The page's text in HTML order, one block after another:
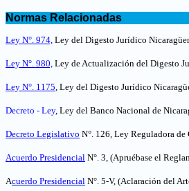
Normas Relacionadas
Ley N°. 974, Ley del Digesto Jurídico
Ley N°. 980, Ley de Actualización del Digesto
Ley N°. 1175, Ley del Digesto Jurídico
Decreto - Ley, Ley del Banco Nacional de
Decreto Legislativo N°. 126, Ley Reguladora
Acuerdo Presidencial N°. 3, (Apruébase el
Acuerdo Presidencial N°. 5-V, (Aclaración del